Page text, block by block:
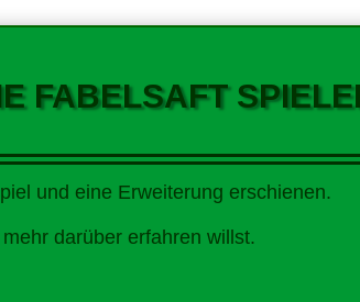
FABELSAFT
und eine Erweiterung erschienen.
darüber erfahren willst.